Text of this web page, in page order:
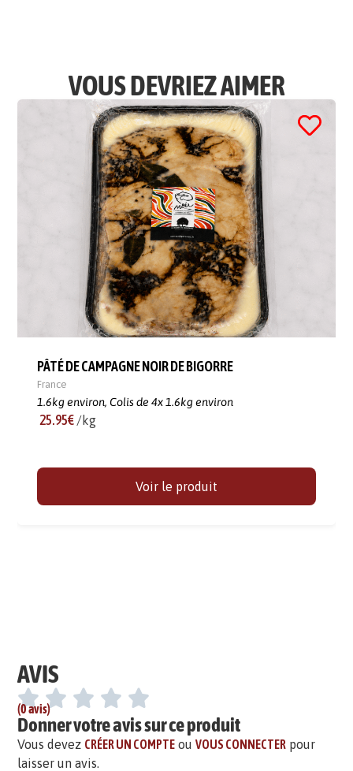
VOUS DEVRIEZ AIMER
PÂTÉ DE CAMPAGNE NOIR DE BIGORRE
France
1.6kg environ, Colis de 4x 1.6kg environ
25.95€ /kg
Voir le produit
AVIS
(0 avis)
Donner votre avis sur ce produit
Vous devez CRÉER UN COMPTE ouVOUS CONNECTER pour
laisser un avis.